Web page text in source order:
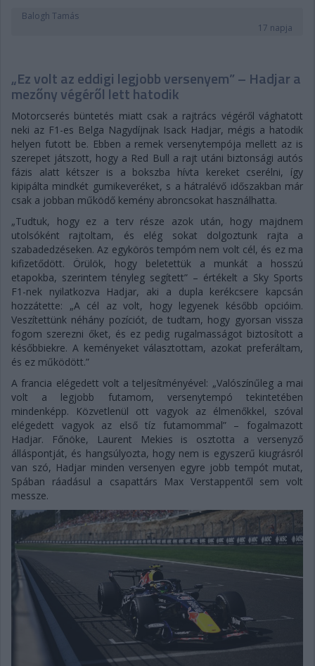
Balogh Tamás
17 napja
„Ez volt az eddigi legjobb versenyem” – Hadjar a
mezőny végéről lett hatodik
Motorcserés büntetés miatt csak a rajtrács végéről vághatott
neki az F1-es Belga Nagydíjnak Isack Hadjar, mégis a hatodik
helyen futott be. Ebben a remek versenytempója mellett az is
szerepet játszott, hogy a Red Bull a rajt utáni biztonsági autós
fázis alatt kétszer is a bokszba hívta kereket cserélni, így
kipipálta mindkét gumikeveréket, s a hátralévő időszakban már
csak a jobban működő kemény abroncsokat használhatta.
„Tudtuk, hogy ez a terv része azok után, hogy majdnem
utolsóként rajtoltam, és elég sokat dolgoztunk rajta a
szabadedzéseken. Az egykörös tempóm nem volt cél, és ez ma
kifizetődött. Örülök, hogy beletettük a munkát a hosszú
etapokba, szerintem tényleg segített” – értékelt a Sky Sports
F1-nek nyilatkozva Hadjar, aki a dupla kerékcsere kapcsán
hozzátette: „A cél az volt, hogy legyenek később opcióim.
Veszítettünk néhány pozíciót, de tudtam, hogy gyorsan vissza
fogom szerezni őket, és ez pedig rugalmasságot biztosított a
későbbiekre. A keményeket választottam, azokat preferáltam,
és ez működött.”
A francia elégedett volt a teljesítményével: „Valószínűleg a mai
volt a legjobb futamom, versenytempó tekintetében
mindenképp. Közvetlenül ott vagyok az élmenőkkel, szóval
elégedett vagyok az első tíz futamommal” – fogalmazott
Hadjar. Főnöke, Laurent Mekies is osztotta a versenyző
álláspontját, és hangsúlyozta, hogy nem is egyszerű kiugrásról
van szó, Hadjar minden versenyen egyre jobb tempót mutat,
Spában ráadásul a csapattárs Max Verstappentől sem volt
messze.